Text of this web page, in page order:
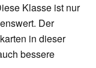
Klasse ist nur
Der
in dieser
bessere